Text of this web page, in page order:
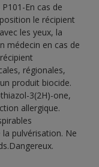
En cas de
le récipient
les yeux, la
médecin en cas de
régionales,
produit biocide.
3(2H)-one,
allergique.
pulvérisation. Ne